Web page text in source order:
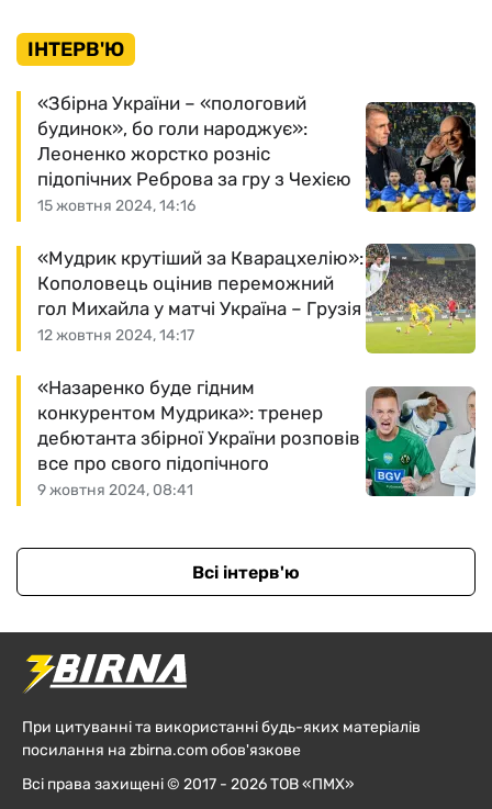
ІНТЕРВ'Ю
15 жовтня 2024, 14:16
«Збірна України – «пологовий
будинок», бо голи народжує»:
Леоненко жорстко розніс
підопічних Реброва за гру з Чехією
12 жовтня 2024, 14:17
«Мудрик крутіший за Кварацхелію»:
Кополовець оцінив переможний
гол Михайла у матчі Україна – Грузія
9 жовтня 2024, 08:41
«Назаренко буде гідним
конкурентом Мудрика»: тренер
дебютанта збірної України розповів
все про свого підопічного
Всі інтерв'ю
При цитуванні та використанні будь-яких матеріалів
посилання на zbirna.com обов'язкове
Всі права захищені © 2017 - 2026 ТОВ «ПМХ»